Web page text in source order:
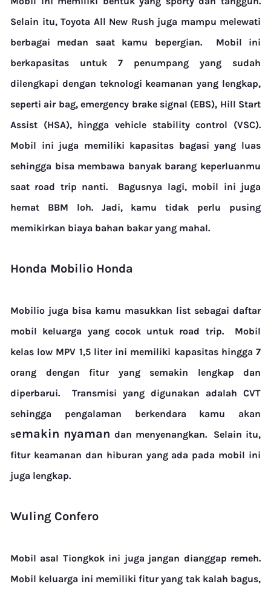
Selain itu, Toyota All New Rush juga mampu melewati
berbagai medan saat kamu bepergian.
Mobil ini
berkapasitas untuk 7 penumpang yang sudah
dilengkapi dengan teknologi keamanan yang lengkap,
seperti air bag,emergency brake signal (EBS), Hill Start
Assist (HSA), hinggavehicle stability control (VSC).
Mobil ini juga memiliki kapasitas bagasi yang luas
sehingga bisa membawa banyak barang keperluanmu
saat road trip nanti.
Bagusnya lagi, mobil ini juga
hemat BBM loh. Jadi, kamu tidak perlu pusing
memikirkan biaya bahan bakar yang mahal.
Honda Mobilio Honda
Mobilio juga bisa kamu masukkan list sebagai daftar
mobil keluarga yang cocok untuk road trip.
Mobil
kelas low MPV 1,5 liter ini memiliki kapasitas hingga 7
orang dengan fitur yang semakin lengkap dan
diperbarui.
Transmisi yang digunakan adalah CVT
sehingga pengalaman berkendara kamu akan
semakin nyaman dan menyenangkan.
Selain itu,
fitur keamanan dan hiburan yang ada pada mobil ini
juga lengkap.
Wuling Confero
Mobil asal Tiongkok ini juga jangan dianggap remeh.
Mobil keluarga ini memiliki fitur yang tak kalah bagus,